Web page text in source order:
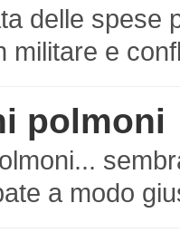
delle spese
militare e
polmoni
a modo